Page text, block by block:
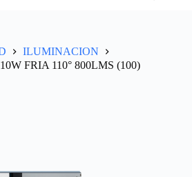
ILUMINACION
FRIA 110° 800LMS (100)